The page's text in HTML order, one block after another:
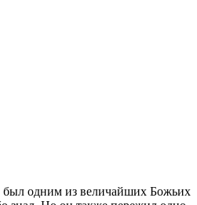
был одним из величайших Божьих